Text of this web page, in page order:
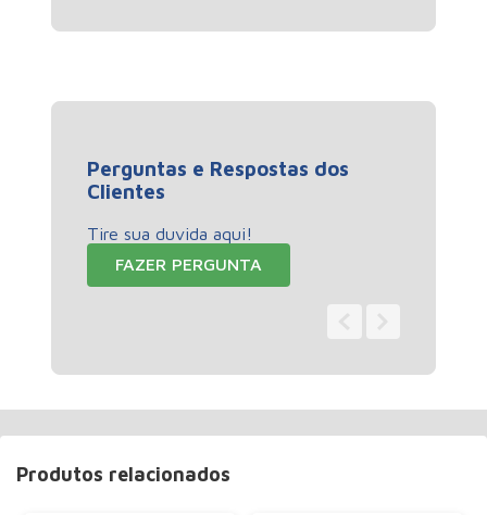
Perguntas e Respostas dos
Clientes
Tire sua duvida aqui!
FAZER PERGUNTA
Produtos relacionados